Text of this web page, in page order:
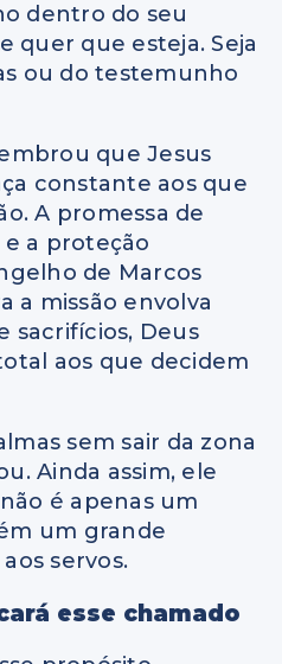
dentro do seu
quer que esteja. Seja
ou do testemunho
que Jesus
constante aos que
A promessa de
e a proteção
de Marcos
a missão envolva
sacrifícios, Deus
aos que decidem
sem sair da zona
Ainda assim, ele
é apenas um
um grande
servos.
esse chamado